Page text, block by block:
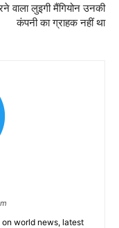
वाला लुइगी मैंगियोन उनकी
कंपनी का ग्राहक नहीं था
on world news, latest